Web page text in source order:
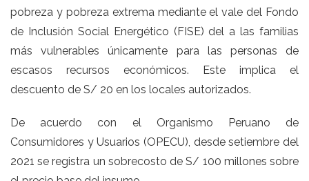
pobreza y pobreza extrema mediante el vale del Fondo
de Inclusión Social Energético (FISE) del a las familias
más vulnerables únicamente para las personas de
escasos recursos económicos. Este implica el
descuento de S/ 20 en los locales autorizados.
De acuerdo con el Organismo Peruano de
Consumidores y Usuarios (OPECU), desde setiembre del
2021 se registra un sobrecosto de S/ 100 millones sobre